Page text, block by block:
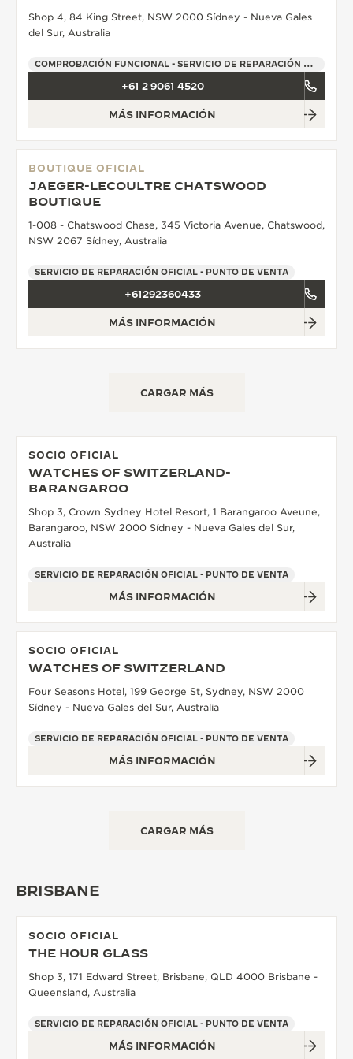
THE SOUND MAKER
LA ODISEA ESTELAR
THE PRECISION PIONEER
Shop 4, 84 King Street, NSW 2000 Sídney - Nueva Gales
del Sur, Australia
COMPROBACIÓN FUNCIONAL - SERVICIO DE REPARACIÓN OFICIAL - PUNTO DE VENTA
+61 2 9061 4520
MÁS INFORMACIÓN
BOUTIQUE OFICIAL
JAEGER-LECOULTRE CHATSWOOD
BOUTIQUE
1-008 - Chatswood Chase, 345 Victoria Avenue, Chatswood,
NSW 2067 Sídney, Australia
SERVICIO DE REPARACIÓN OFICIAL - PUNTO DE VENTA
+61292360433
MÁS INFORMACIÓN
CARGAR MÁS
SOCIO OFICIAL
WATCHES OF SWITZERLAND-
BARANGAROO
Shop 3, Crown Sydney Hotel Resort, 1 Barangaroo Aveune,
Barangaroo, NSW 2000 Sídney - Nueva Gales del Sur,
Australia
SERVICIO DE REPARACIÓN OFICIAL - PUNTO DE VENTA
MÁS INFORMACIÓN
SOCIO OFICIAL
WATCHES OF SWITZERLAND
Four Seasons Hotel, 199 George St, Sydney, NSW 2000
Sídney - Nueva Gales del Sur, Australia
SERVICIO DE REPARACIÓN OFICIAL - PUNTO DE VENTA
MÁS INFORMACIÓN
CARGAR MÁS
BRISBANE
SOCIO OFICIAL
THE HOUR GLASS
Shop 3, 171 Edward Street, Brisbane, QLD 4000 Brisbane -
Queensland, Australia
SERVICIO DE REPARACIÓN OFICIAL - PUNTO DE VENTA
MÁS INFORMACIÓN